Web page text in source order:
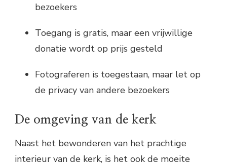
bezoekers
Toegang is gratis, maar een vrijwillige
donatie wordt op prijs gesteld
Fotograferen is toegestaan, maar let op
de privacy van andere bezoekers
De omgeving van de kerk
Naast het bewonderen van het prachtige
interieur van de kerk, is het ook de moeite